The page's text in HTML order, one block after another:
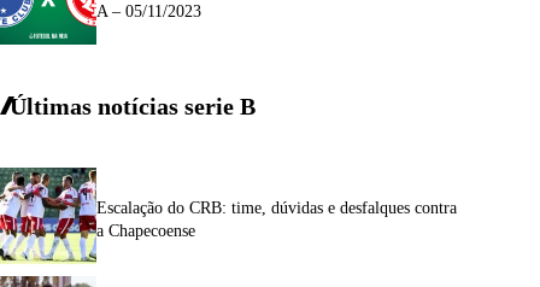
A – 05/11/2023
Últimas notícias serie B
Escalação do CRB: time, dúvidas e desfalques contra
a Chapecoense